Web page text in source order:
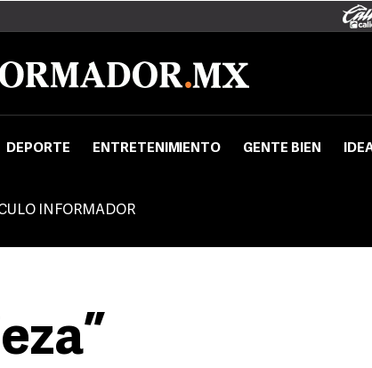
DEPORTE ENTRETENIMIENTO GENTE BIEN
INFORMADOR